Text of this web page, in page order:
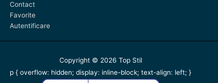
Contact
Favorite
Autentificare
Copyright © 2026 Top Stil
p { overflow: hidden; display: inline-block; text-align: left; }